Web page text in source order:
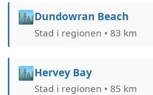
🏙️Dundowran Beach
Stad i regionen • 83 km
🏙️Hervey Bay
Stad i regionen • 85 km